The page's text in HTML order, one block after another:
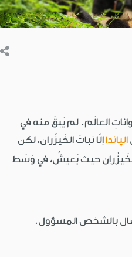
العالَم. لم يَبقَ منه في
الپانداإلّا نباتَ الخَيزُران، لكن
حيث يَعيشُ، في وَسَط
بالشخص المسؤول.